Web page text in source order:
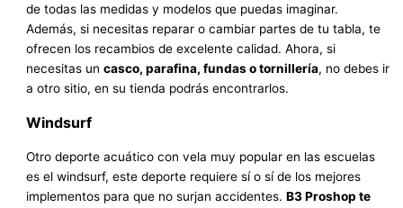
de todas las medidas y modelos que puedas imaginar.
Además, si necesitas reparar o cambiar partes de tu tabla, te
ofrecen los recambios de excelente calidad. Ahora, si
necesitas uncasco, parafina, fundas o tornillería, no debes ir
a otro sitio, en su tienda podrás encontrarlos.
Windsurf
Otro deporte acuático con vela muy popular en las escuelas
es el windsurf, este deporte requiere sí o sí de los mejores
implementos para que no surjan accidentes.B3 Proshop te